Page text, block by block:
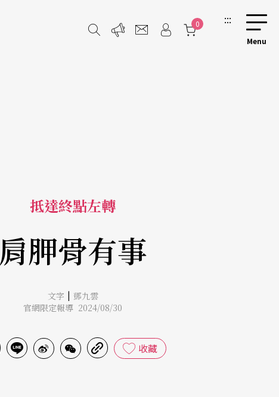
0 :::
抵達終點左轉
肩胛骨有事
文字 | 鄧九雲
官網限定報導 2024/08/30
收藏